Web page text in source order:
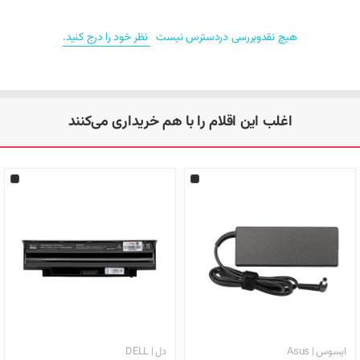
Lenovo ThinkPad E530
Lenovo ThinkPad Edge 15
Lenovo IdeaPad Z500
Lenovo IdeaPad Z5070
هیچ نقدوبررسی دردسترس نیست نظر خود را درج کنید.
اغلب این اقلام را با هم خریداری می‌کنند
ایسوس | Asus دل | DELL